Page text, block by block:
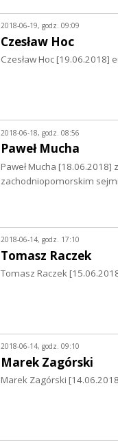
2018-06-19, godz. 09:09
Czesław Hoc
Czesław Hoc [19.06.2018]
2018-06-18, godz. 08:56
Paweł Mucha
Paweł Mucha [18.06.2018]
zachodniopomorskim
2018-06-14, godz. 17:10
Tomasz Raczek
Tomasz Raczek
2018-06-14, godz. 09:10
Marek Zagórski
Marek Zagórski